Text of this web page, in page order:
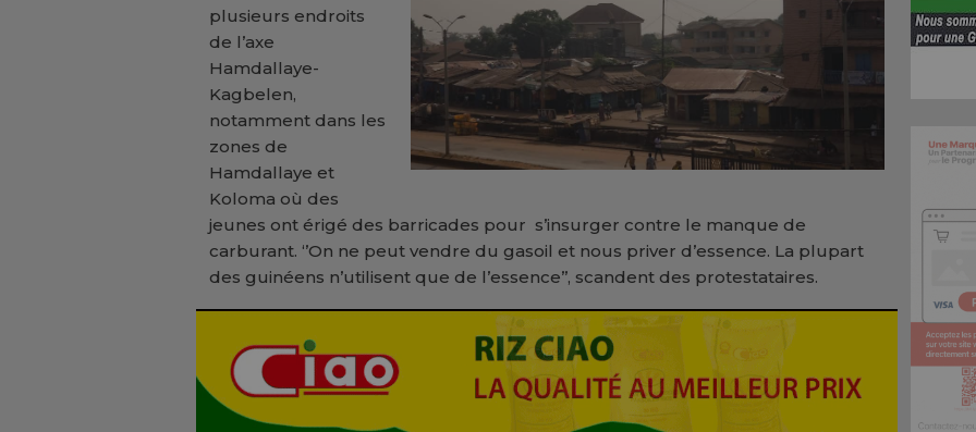
plusieurs endroits
de l’axe
Hamdallaye-
Kagbelen,
notamment dans les
zones de
Hamdallaye et
Koloma où des
jeunes ont érigé des barricades pour s’insurger contre le manque de
carburant. ‘’On ne peut vendre du gasoil et nous priver d’essence. La plupart
des guinéens n’utilisent que de l’essence’’, scandent des protestataires.